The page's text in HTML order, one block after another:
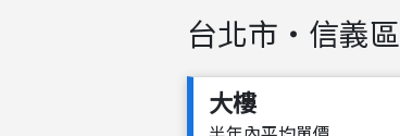
台北市 ・ 信義區
大樓